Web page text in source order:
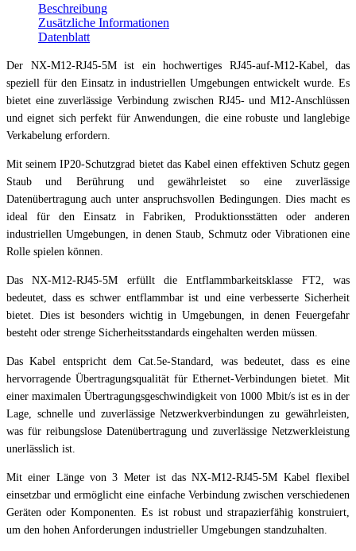
Beschreibung
Zusätzliche Informationen
Datenblatt
Der NX-M12-RJ45-5M ist ein hochwertiges RJ45-auf-M12-Kabel, das
speziell für den Einsatz in industriellen Umgebungen entwickelt wurde. Es
bietet eine zuverlässige Verbindung zwischen RJ45- und M12-Anschlüssen
und eignet sich perfekt für Anwendungen, die eine robuste und langlebige
Verkabelung erfordern.
Mit seinem IP20-Schutzgrad bietet das Kabel einen effektiven Schutz gegen
Staub und Berührung und gewährleistet so eine zuverlässige
Datenübertragung auch unter anspruchsvollen Bedingungen. Dies macht es
ideal für den Einsatz in Fabriken, Produktionsstätten oder anderen
industriellen Umgebungen, in denen Staub, Schmutz oder Vibrationen eine
Rolle spielen können.
Das NX-M12-RJ45-5M erfüllt die Entflammbarkeitsklasse FT2, was
bedeutet, dass es schwer entflammbar ist und eine verbesserte Sicherheit
bietet. Dies ist besonders wichtig in Umgebungen, in denen Feuergefahr
besteht oder strenge Sicherheitsstandards eingehalten werden müssen.
Das Kabel entspricht dem Cat.5e-Standard, was bedeutet, dass es eine
hervorragende Übertragungsqualität für Ethernet-Verbindungen bietet. Mit
einer maximalen Übertragungsgeschwindigkeit von 1000 Mbit/s ist es in der
Lage, schnelle und zuverlässige Netzwerkverbindungen zu gewährleisten,
was für reibungslose Datenübertragung und zuverlässige Netzwerkleistung
unerlässlich ist.
Mit einer Länge von 3 Meter ist das NX-M12-RJ45-5M Kabel flexibel
einsetzbar und ermöglicht eine einfache Verbindung zwischen verschiedenen
Geräten oder Komponenten. Es ist robust und strapazierfähig konstruiert,
um den hohen Anforderungen industrieller Umgebungen standzuhalten.